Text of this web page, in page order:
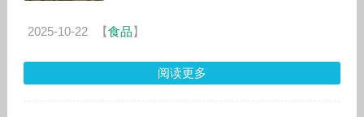
企业的代表齐聚一堂，共谋
2025-10-22 【食品】
阅读更多